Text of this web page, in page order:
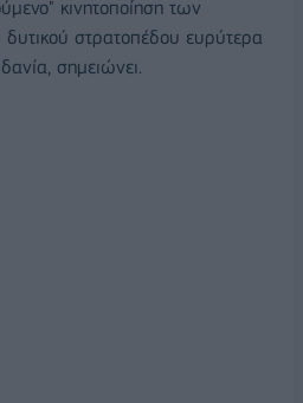
κινητοποίηση των
στρατοπέδου ευρύτερα
σημειώνει.